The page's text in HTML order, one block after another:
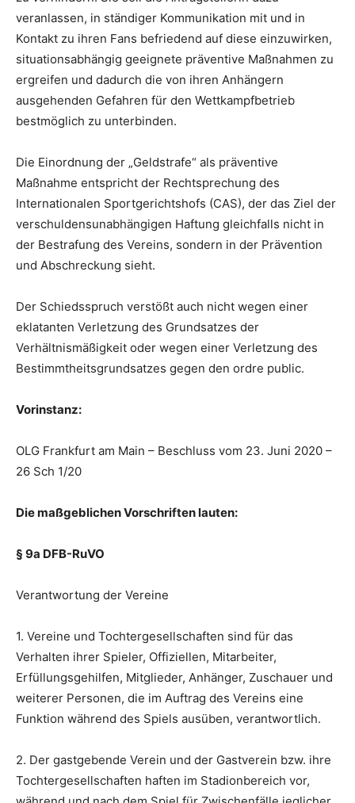
veranlassen, in ständiger Kommunikation mit und in
Kontakt zu ihren Fans befriedend auf diese einzuwirken,
situationsabhängig geeignete präventive Maßnahmen zu
ergreifen und dadurch die von ihren Anhängern
ausgehenden Gefahren für den Wettkampfbetrieb
bestmöglich zu unterbinden.
Die Einordnung der „Geldstrafe“ als präventive
Maßnahme entspricht der Rechtsprechung des
Internationalen Sportgerichtshofs (CAS), der das Ziel der
verschuldensunabhängigen Haftung gleichfalls nicht in
der Bestrafung des Vereins, sondern in der Prävention
und Abschreckung sieht.
Der Schiedsspruch verstößt auch nicht wegen einer
eklatanten Verletzung des Grundsatzes der
Verhältnismäßigkeit oder wegen einer Verletzung des
Bestimmtheitsgrundsatzes gegen den ordre public.
Vorinstanz:
OLG Frankfurt am Main – Beschluss vom 23. Juni 2020 –
26 Sch 1/20
Die maßgeblichen Vorschriften lauten:
§ 9a DFB-RuVO
Verantwortung der Vereine
1. Vereine und Tochtergesellschaften sind für das
Verhalten ihrer Spieler, Offiziellen, Mitarbeiter,
Erfüllungsgehilfen, Mitglieder, Anhänger, Zuschauer und
weiterer Personen, die im Auftrag des Vereins eine
Funktion während des Spiels ausüben, verantwortlich.
2. Der gastgebende Verein und der Gastverein bzw. ihre
Tochtergesellschaften haften im Stadionbereich vor,